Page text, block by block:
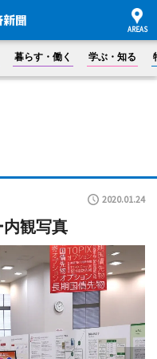
暮らす・働く 学ぶ・知る
2020.01.24
観写真